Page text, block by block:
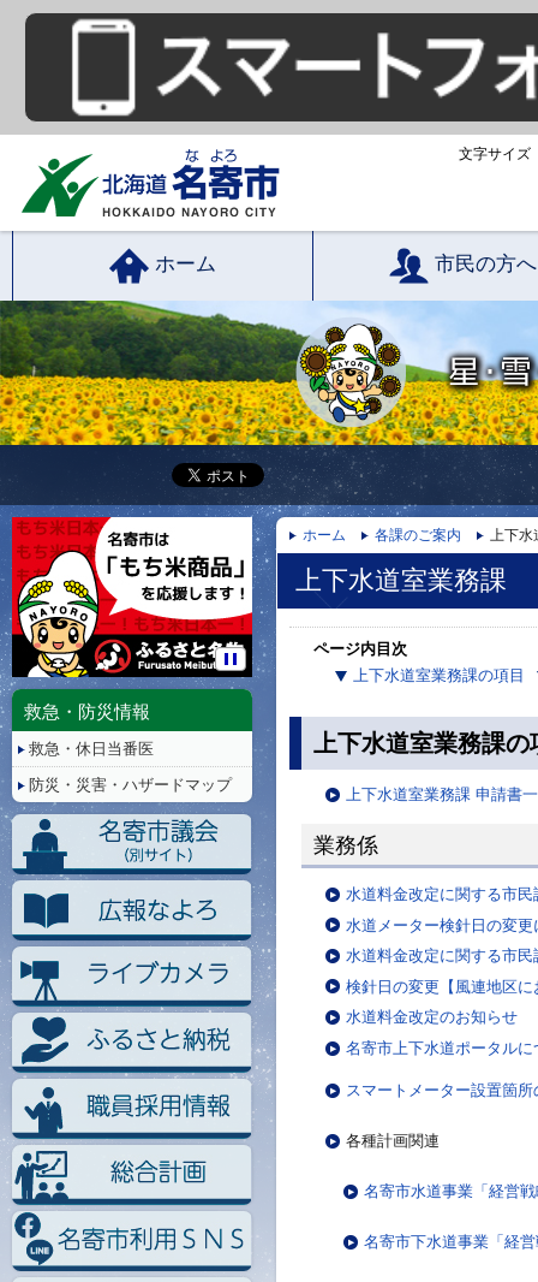
文字サイズ
ホーム 市民の方へ
ホーム 各課のご案内 上下
上下水道室業務課
ページ内目次
上下水道室業務課の項目
上下水道室業務課の
上下水道室業務課 申請書
業務係
水道料金改定に関する市民
水道メーター検針日の変
水道料金改定に関する市
検針日の変更【風連地区
水道料金改定のお知らせ
名寄市上下水道ポータルに
スマートメーター設置箇
各種計画関連
名寄市水道事業「経営
名寄市下水道事業「経
停
救急・防災情報
救急・休日当番医
防災・災害・ハザードマップ